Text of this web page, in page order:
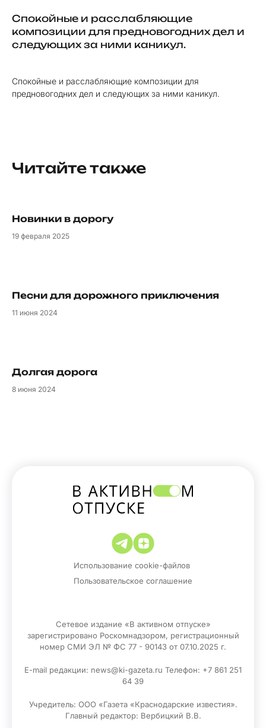
Спокойные и расслабляющие
композиции для предновогодних дел и
следующих за ними каникул.
Спокойные и расслабляющие композиции для
предновогодних дел и следующих за ними каникул.
Читайте также
Новинки в дорогу
19 февраля 2025
Песни для дорожного приключения
11 июня 2024
Долгая дорога
8 июня 2024
Использование cookie-файлов
Пользовательское соглашение
Сетевое издание «В активном отпуске»
зарегистрировано Роскомнадзором, регистрационный
номер СМИ ЭЛ № ФС 77 - 90143 от 07.10.2025 г.
E-mail редакции: news@ki-gazeta.ru Телефон: +7 861 251
64 39
Учредитель: ООО «Газета «Краснодарские известия».
Главный редактор: Вербицкий В.В.